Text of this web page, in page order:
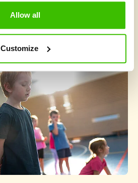
Allow all
Customize
nové?